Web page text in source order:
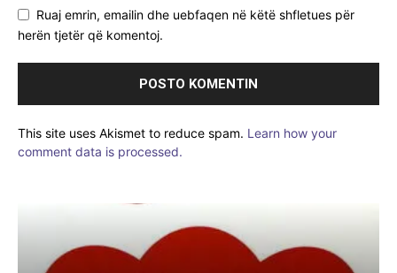
Ruaj emrin, emailin dhe uebfaqen në këtë shfletues për
herën tjetër që komentoj.
This site uses Akismet to reduce spam. Learn how your
comment data is processed.